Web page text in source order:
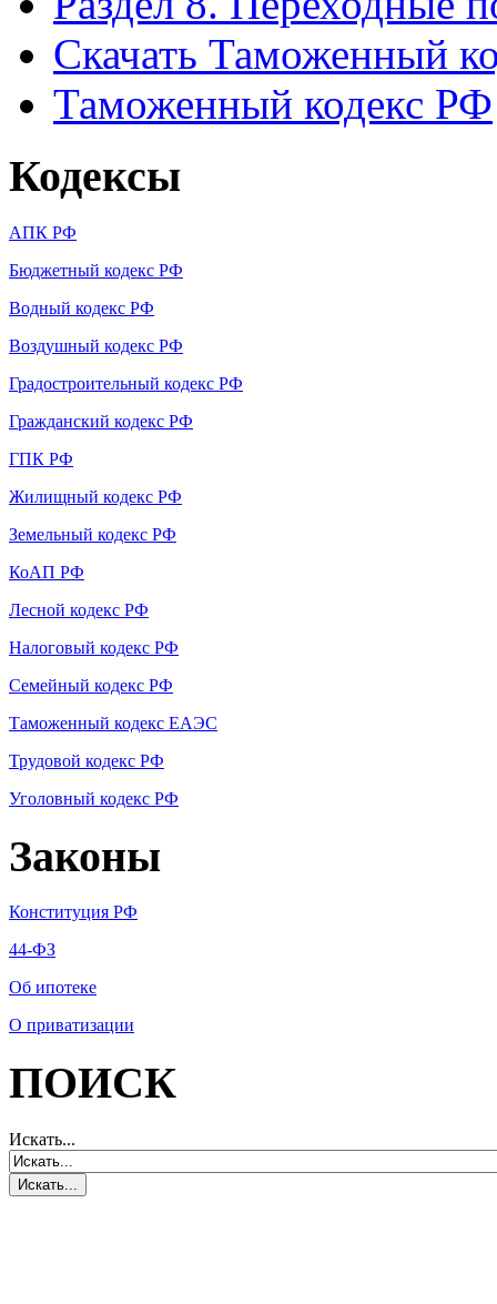
Скачать Таможенный
Таможенный кодекс РФ
Кодексы
АПК РФ
Бюджетный кодекс РФ
Водный кодекс РФ
Воздушный кодекс РФ
Градостроительный кодекс РФ
Гражданский кодекс РФ
ГПК РФ
Жилищный кодекс РФ
Земельный кодекс РФ
КоАП РФ
Лесной кодекс РФ
Налоговый кодекс РФ
Семейный кодекс РФ
Таможенный кодекс ЕАЭС
Трудовой кодекс РФ
Уголовный кодекс РФ
Законы
Конституция РФ
44-ФЗ
Об ипотеке
О приватизации
ПОИСК
Искать...